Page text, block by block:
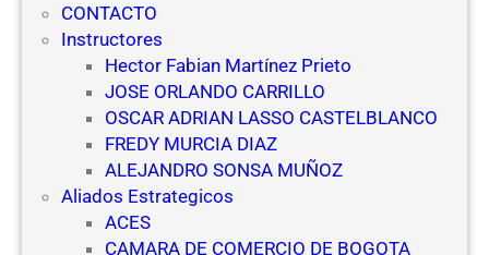
CONTACTO
Instructores
Hector Fabian Martínez Prieto
JOSE ORLANDO CARRILLO
OSCAR ADRIAN LASSO CASTELBLANCO
FREDY MURCIA DIAZ
ALEJANDRO SONSA MUÑOZ
Aliados Estrategicos
ACES
CAMARA DE COMERCIO DE BOGOTA